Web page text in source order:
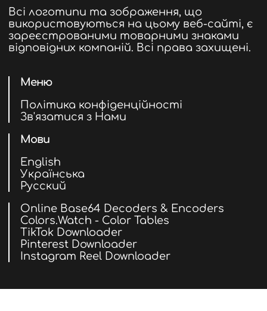
Всі логотипи та зображення, що
використовуються на цьому веб-сайті, є
зареєстрованими товарними знаками
відповідних компаній. Всі права захищені.
Меню
Політика конфіденційності
Зв'язатися з Нами
Мови
English
Українська
Русский
Online Base64 Decoders & Encoders
Colors.Watch - Color Tables
TikTok Downloader
Pinterest Downloader
Instagram Reel Downloader